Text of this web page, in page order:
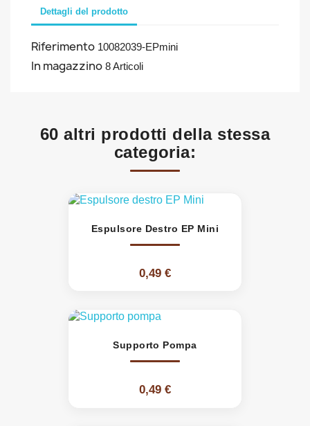
Dettagli del prodotto
Riferimento 10082039-EPmini
In magazzino 8 Articoli
60 altri prodotti della stessa
categoria:
Espulsore Destro EP Mini
0,49 €
Supporto Pompa
0,49 €